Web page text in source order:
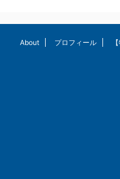
About プロフィール